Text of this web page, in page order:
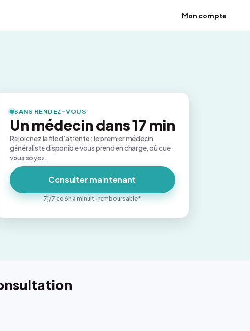
Mon compte
SANS RENDEZ-VOUS
Un médecin dans 17 min
Rejoignez la file d'attente : le premier médecin
généraliste disponible vous prend en charge, où que
vous soyez.
Consulter maintenant
7j/7 de 6h à minuit · remboursable*